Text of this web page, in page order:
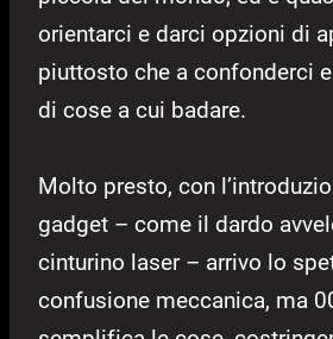
orientarci e darci opzioni di
piuttosto che a confonderci
di cose a cui badare.
Molto presto, con
gadget – come il dardo
cinturino laser – arrivo lo
confusione meccanica, ma